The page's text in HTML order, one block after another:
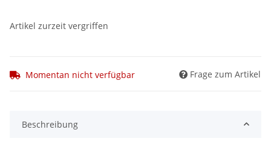
Artikel zurzeit vergriffen
Momentan nicht verfügbar Frage zum Artikel
Beschreibung